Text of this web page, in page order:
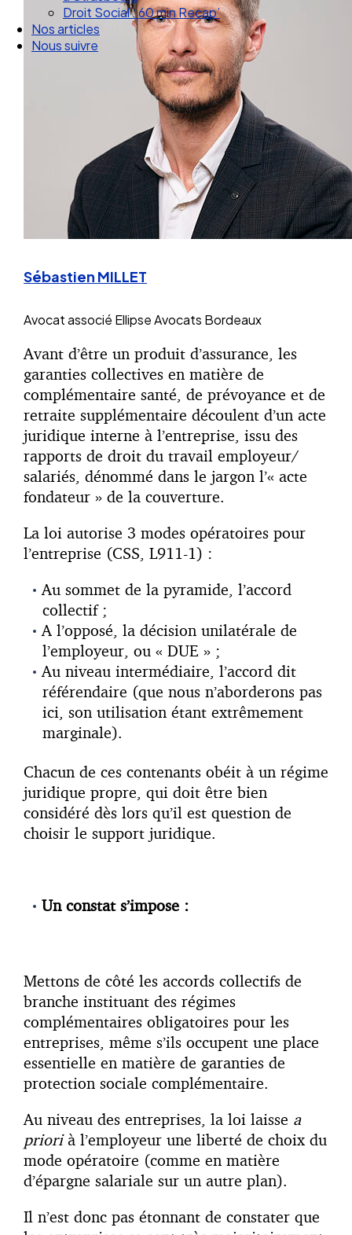
Droit Social : 60 min Recap’
Nos articles
Nous suivre
Sébastien MILLET
Avocat associé Ellipse Avocats Bordeaux
Avant d’être un produit d’assurance, les
garanties collectives en matière de
complémentaire santé, de prévoyance et de
retraite supplémentaire découlent d’un acte
juridique interne à l’entreprise, issu des
rapports de droit du travail employeur/
salariés, dénommé dans le jargon l’« acte
fondateur » de la couverture.
La loi autorise 3 modes opératoires pour
l’entreprise (CSS, L911-1) :
Au sommet de la pyramide, l’accord
collectif ;
A l’opposé, la décision unilatérale de
l’employeur, ou « DUE » ;
Au niveau intermédiaire, l’accord dit
référendaire (que nous n’aborderons pas
ici, son utilisation étant extrêmement
marginale).
Chacun de ces contenants obéit à un régime
juridique propre, qui doit être bien
considéré dès lors qu’il est question de
choisir le support juridique.
Un constat s’impose :
Mettons de côté les accords collectifs de
branche instituant des régimes
complémentaires obligatoires pour les
entreprises, même s’ils occupent une place
essentielle en matière de garanties de
protection sociale complémentaire.
Au niveau des entreprises, la loi laisse a
priorià l’employeur une liberté de choix du
mode opératoire (comme en matière
d’épargne salariale sur un autre plan).
Il n’est donc pas étonnant de constater que